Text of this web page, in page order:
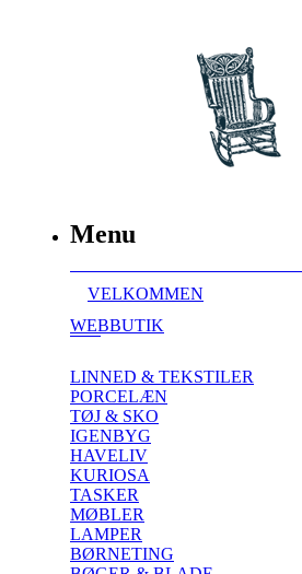
Menu
VELKOMMEN
WEBBUTIK
LINNED & TEKSTILER
PORCELÆN
TØJ & SKO
IGENBYG
HAVELIV
KURIOSA
TASKER
MØBLER
LAMPER
BØRNETING